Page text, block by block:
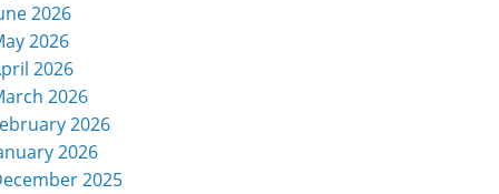
2026
2026
2026
2026
2026
2026
2025